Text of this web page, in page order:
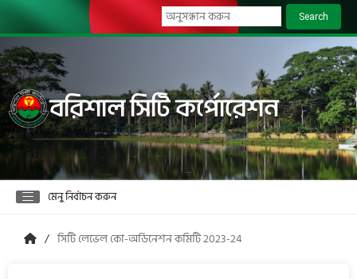
Search
বরিশাল সিটি কর্পোরেশন
মেনু নির্বাচন করুন
সিটি লেভেল কো-অর্ডিনেশন কমিটি 2023-24